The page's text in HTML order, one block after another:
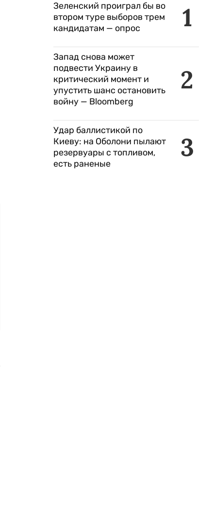
1
Зеленский проиграл бы во
втором туре выборов трем
кандидатам — опрос
2
Запад снова может
подвести Украину в
критический момент и
упустить шанс остановить
войну — Bloomberg
3
Удар баллистикой по
Киеву: на Оболони пылают
резервуары с топливом,
есть раненые